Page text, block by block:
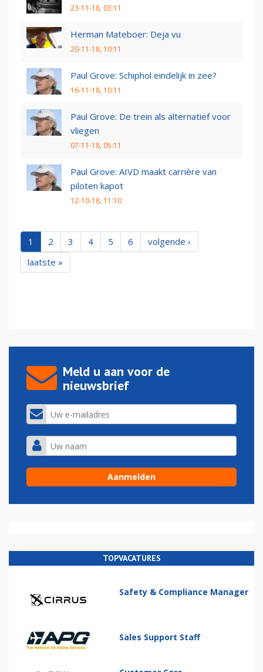
23-11-18, 03:11
Herman Mateboer: Deja vu
20-11-18, 10:11
Paul Grove: Schiphol eindelijk in zee?
16-11-18, 10:11
Paul Grove: De trein als alternatief voor
vliegen
07-11-18, 05:11
Paul Grove: AIVD maakt carrière van
piloten kapot
12-10-18, 11:10
1 2 3 4 5 6
volgende ›
laatste »
Meld u aan voor de
nieuwsbrief
TOPVACATURES
Safety & Compliance Manager
Sales Support Staff